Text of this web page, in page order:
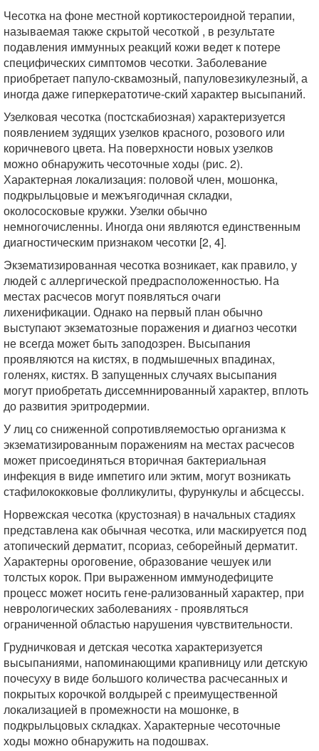
Чесотка на фоне местной кортикостероидной терапии,
называемая также скрытой чесоткой , в результате
подавления иммунных реакций кожи ведет к потере
специфических симптомов чесотки. Заболевание
приобретает папуло-сквамозный, папуловезикулезный, а
иногда даже гиперкератотиче-ский характер высыпаний.
Узелковая чесотка (постскабиозная) характеризуется
появлением зудящих узелков красного, розового или
коричневого цвета. На поверхности новых узелков
можно обнаружить чесоточные ходы (рис. 2).
Характерная локализация: половой член, мошонка,
подкрыльцовые и межъягодичная складки,
околососковые кружки. Узелки обычно
немногочисленны. Иногда они являются единственным
диагностическим признаком чесотки [2, 4].
Экзематизированная чесотка возникает, как правило, у
людей с аллергической предрасположенностью. На
местах расчесов могут появляться очаги
лихенификации. Однако на первый план обычно
выступают экзематозные поражения и диагноз чесотки
не всегда может быть заподозрен. Высыпания
проявляются на кистях, в подмышечных впадинах,
голенях, кистях. В запущенных случаях высыпания
могут приобретать диссемннированный характер, вплоть
до развития эритродермии.
У лиц со сниженной сопротивляемостью организма к
экзематизированным поражениям на местах расчесов
может присоединяться вторичная бактериальная
инфекция в виде импетиго или эктим, могут возникать
стафилококковые фолликулиты, фурункулы и абсцессы.
Норвежская чесотка (крустозная) в начальных стадиях
представлена как обычная чесотка, или маскируется под
атопический дерматит, псориаз, себорейный дерматит.
Характерны ороговение, образование чешуек или
толстых корок. При выраженном иммунодефиците
процесс может носить гене-рализованный характер, при
неврологических заболеваниях - проявляться
ограниченной областью нарушения чувствительности.
Грудничковая и детская чесотка характеризуется
высыпаниями, напоминающими крапивницу или детскую
почесуху в виде большого количества расчесанных и
покрытых корочкой волдырей с преимущественной
локализацией в промежности на мошонке, в
подкрыльцовых складках. Характерные чесоточные
ходы можно обнаружить на подошвах.